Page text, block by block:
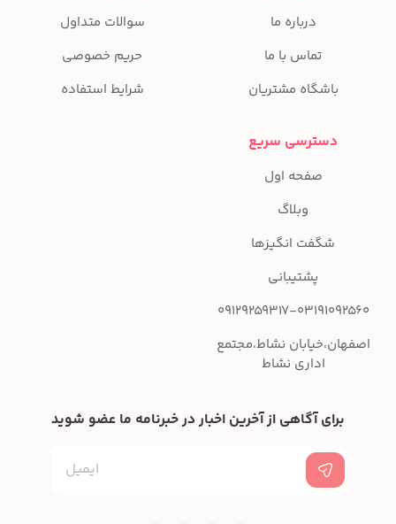
درباره ما
تماس با ما
باشگاه مشتریان
سوالات متداول
حریم خصوصی
شرایط استفاده
دسترسی سریع
صفحه اول
وبلاگ
شگفت انگیزها
پشتیبانی
09129259317-03191092560
اصفهان،خیابان نشاط،مجتمع
اداری نشاط
برای آگاهی از آخرین اخبار در خبرنامه ما عضو شوید